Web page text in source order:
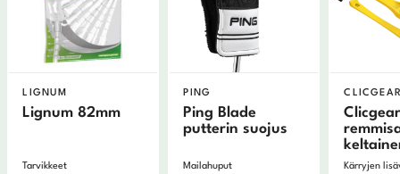
LIGNUM
Lignum 82mm
Tarvikkeet
PING
Ping Blade
putterin suojus
Mailahuput
Kärryjen